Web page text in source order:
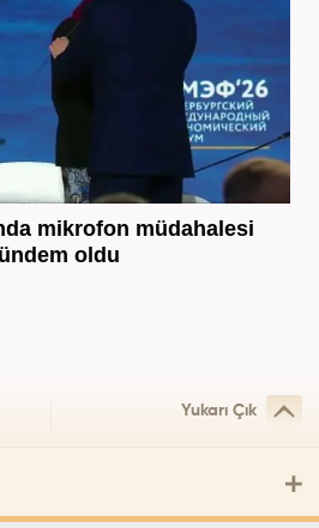
mikrofon müdahalesi
oldu
Yukarı Çık